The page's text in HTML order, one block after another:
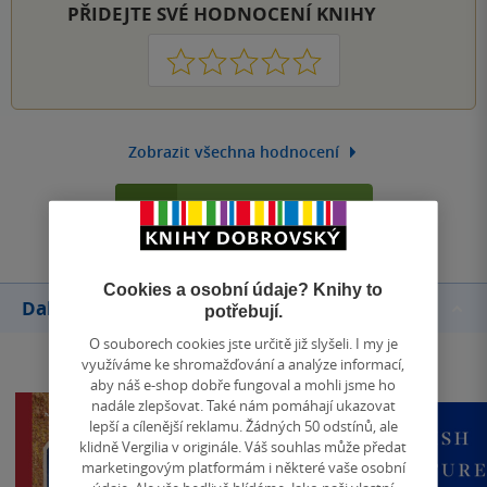
PŘIDEJTE SVÉ HODNOCENÍ KNIHY
1 2 3 4 5
Zobrazit všechna hodnocení
Další knihy autora
Cookies a osobní údaje? Knihy to
potřebují.
O souborech cookies jste určitě již slyšeli. I my je
využíváme ke shromažďování a analýze informací,
aby náš e-shop dobře fungoval a mohli jsme ho
nadále zlepšovat. Také nám pomáhají ukazovat
lepší a cílenější reklamu. Žádných 50 odstínů, ale
klidně Vergilia v originále. Váš souhlas může předat
marketingovým platformám i některé vaše osobní